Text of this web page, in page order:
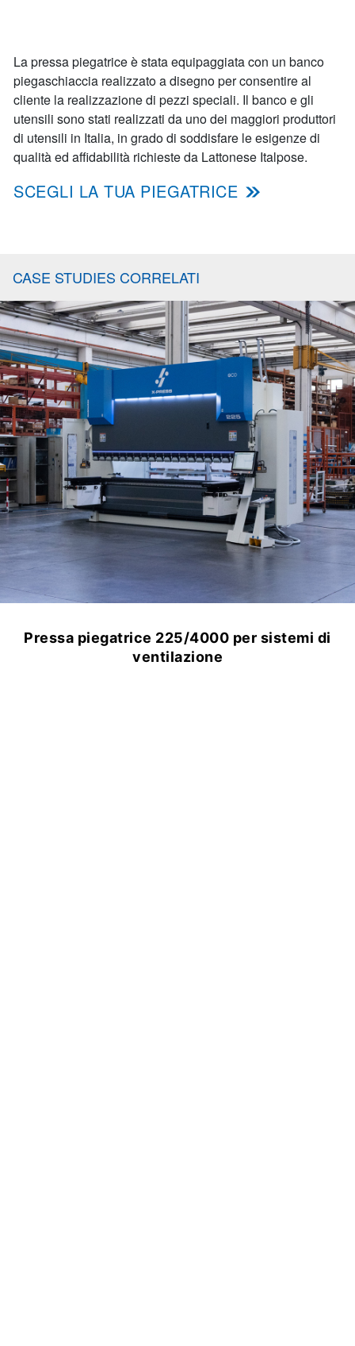
La pressa piegatrice è stata equipaggiata con un banco
piegaschiaccia realizzato a disegno per consentire al
cliente la realizzazione di pezzi speciali. Il banco e gli
utensili sono stati realizzati da uno dei maggiori produttori
di utensili in Italia, in grado di soddisfare le esigenze di
qualità ed affidabilità richieste da Lattonese Italpose.
SCEGLI LA TUA PIEGATRICE
CASE STUDIES CORRELATI
Pressa piegatrice 225/4000 per sistemi di
ventilazione